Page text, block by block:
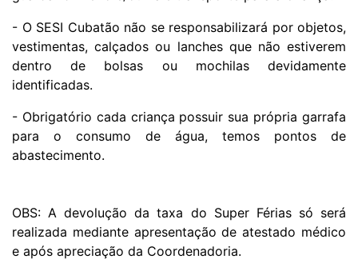
- O SESI Cubatão não se responsabilizará por objetos,
vestimentas, calçados ou lanches que não estiverem
dentro de bolsas ou mochilas devidamente
identificadas.
- Obrigatório cada criança possuir sua própria garrafa
para o consumo de água, temos pontos de
abastecimento.
OBS: A devolução da taxa do Super Férias só será
realizada mediante apresentação de atestado médico
e após apreciação da Coordenadoria.